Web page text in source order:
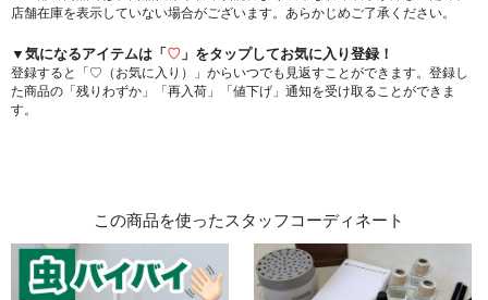
店舗在庫を表示していない場合がございます。あらかじめご了承ください。
▼気になるアイテムは「♡ 」をタップしてお気に入り登録！
登録すると「♡（お気に入り）」からいつでも見返すことができます。登録し
た商品の「残りわずか」「再入荷」「値下げ」通知を受け取ることができま
す。
この商品を使ったスタッフコーディネート